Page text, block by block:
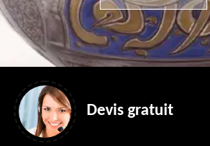
Devis gratuit